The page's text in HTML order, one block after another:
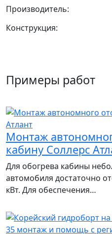
Производитель:
Конструкция:
Примеры работ
Монтаж
кабину Соллерс
Для обогрева кабины
автомобиля достаточно
кВт. Для обеспечения…